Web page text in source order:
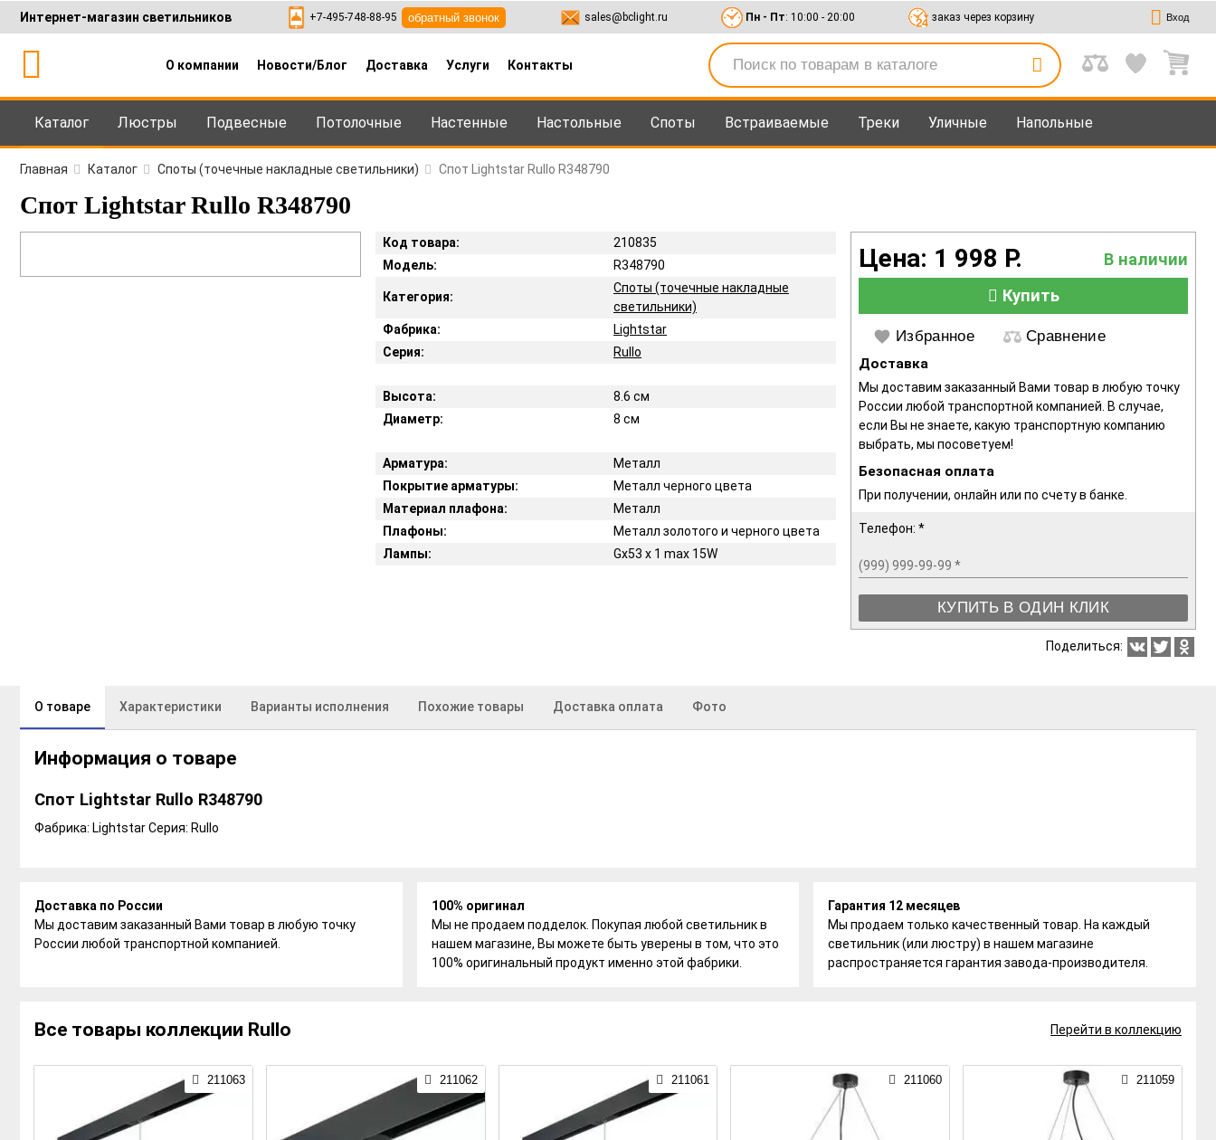
Каталог +7-495-748-88-95 8-800-550-95-45 sales@bclight.ru
Интернет-магазин светильников +7-495-748-88-95 обратный звонок sales@bclight.ru Пн - Пт: 10:00 - 20:00 заказ через корзину Вход
О компании Новости/Блог Доставка Услуги Контакты
Каталог Люстры Подвесные Потолочные Настенные Настольные Споты Встраиваемые Треки Уличные Напольные
Главная Каталог Споты (точечные накладные светильники) Спот Lightstar Rullo R348790
Спот Lightstar Rullo R348790
Код товара:
210835
Модель:
R348790
Категория:
Споты (точечные накладные
светильники)
Фабрика:
Lightstar
Серия:
Rullo
Высота:
8.6 см
Диаметр:
8 см
Арматура:
Металл
Покрытие арматуры:
Металл черного цвета
Материал плафона:
Металл
Плафоны:
Металл золотого и черного цвета
Лампы:
Gx53 x 1 max 15W
Цена: 1 998 Р.
В наличии
Купить
Избранное Сравнение
Доставка
Мы доставим заказанный Вами товар в любую точку
России любой транспортной компанией. В случае,
если Вы не знаете, какую транспортную компанию
выбрать, мы посоветуем!
Безопасная оплата
При получении, онлайн или по счету в банке.
Телефон: *
(999) 999-99-99 *
КУПИТЬ В ОДИН КЛИК
Поделиться:
О товаре Характеристики Варианты исполнения Похожие товары Доставка оплата Фото
Информация о товаре
Спот Lightstar Rullo R348790
Фабрика: LightstarСерия: Rullo
Доставка по России
Мы доставим заказанный Вами товар в любую точку
России любой транспортной компанией.
100% оригинал
Мы не продаем подделок. Покупая любой светильник в
нашем магазине, Вы можете быть уверены в том, что это
100% оригинальный продукт именно этой фабрики.
Гарантия 12 месяцев
Мы продаем только качественный товар. На каждый
светильник (или люстру) в нашем магазине
распространяется гарантия завода-производителя.
Все товары коллекции Rullo Перейти в коллекцию
211063 211062 211061 211060 211059